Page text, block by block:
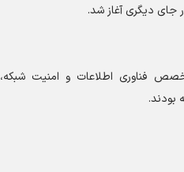
دیگری آغاز شد.
فناوری اطلاعات و امنیت شبکه،
بودند.